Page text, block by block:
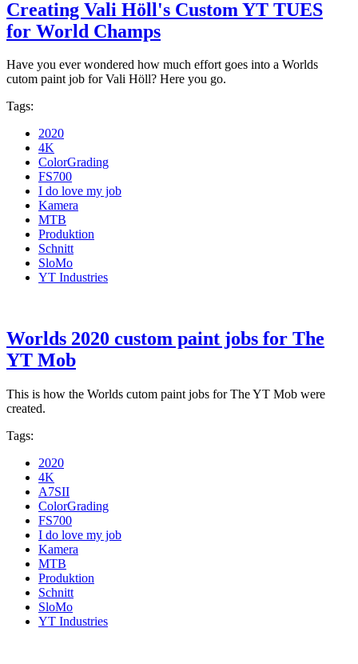
Creating Vali Höll's Custom YT TUES
for World Champs
Have you ever wondered how much effort goes into a Worlds
cutom paint job for Vali Höll? Here you go.
Tags:
2020
4K
ColorGrading
FS700
I do love my job
Kamera
MTB
Produktion
Schnitt
SloMo
YT Industries
Worlds 2020 custom paint jobs for The
YT Mob
This is how the Worlds cutom paint jobs for The YT Mob were
created.
Tags:
2020
4K
A7SII
ColorGrading
FS700
I do love my job
Kamera
MTB
Produktion
Schnitt
SloMo
YT Industries